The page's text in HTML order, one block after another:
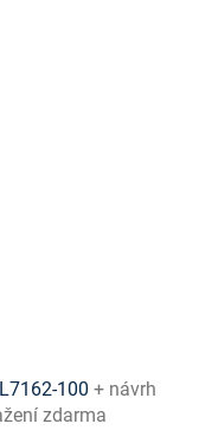
100 + návrh
zdarma